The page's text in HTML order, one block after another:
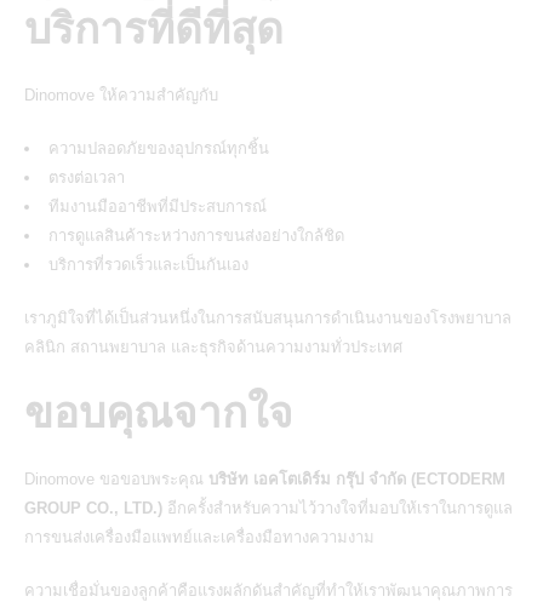
บริการที่ดีที่สุด
Dinomove ให้ความสำคัญกับ
ความปลอดภัยของอุปกรณ์ทุกชิ้น
ตรงต่อเวลา
ทีมงานมืออาชีพที่มีประสบการณ์
การดูแลสินค้าระหว่างการขนส่งอย่างใกล้ชิด
บริการที่รวดเร็วและเป็นกันเอง
เราภูมิใจที่ได้เป็นส่วนหนึ่งในการสนับสนุนการดำเนินงานของโรงพยาบาล
คลินิก สถานพยาบาล และธุรกิจด้านความงามทั่วประเทศ
ขอบคุณจากใจ
Dinomove ขอขอบพระคุณ บริษัท เอคโตเดิร์ม กรุ๊ป จำกัด (ECTODERM
GROUP CO., LTD.) อีกครั้งสำหรับความไว้วางใจที่มอบให้เราในการดูแล
การขนส่งเครื่องมือแพทย์และเครื่องมือทางความงาม
ความเชื่อมั่นของลูกค้าคือแรงผลักดันสำคัญที่ทำให้เราพัฒนาคุณภาพการ